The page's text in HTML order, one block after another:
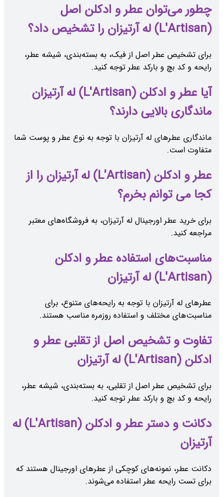
چطور می‌توان عطر و ادکلن اصل
(L'Artisan) له آرتیزان را تشخیص داد؟
برای تشخیص عطر اصل از فیک، به بسته‌بندی، شیشه عطر،
رایحه و کد بچ و بارکد عطر توجه کنید.
آیا عطر و ادکلن (L'Artisan) له آرتیزان
ماندگاری بالایی دارند؟
ماندگاری عطرهای له آرتیزان با توجه به نوع عطر و پوست شما
متفاوت است.
عطر و ادکلن (L'Artisan) له آرتیزان را از
کجا می توانم بخرم؟
برای خرید عطر اورجینال له آرتیزان، به فروشگاه‌های معتبر
مراجعه کنید.
مناسبت‌های استفاده عطر و ادکلن
(L'Artisan) له آرتیزان
عطرهای له آرتیزان با توجه به رایحه‌های متنوع، برای
مناسبت‌های مختلف و استفاده روزمره مناسب هستند.
تفاوت و تشخیص اصل از تقلبی عطر و
ادکلن (L'Artisan) له آرتیزان
برای تشخیص عطر اصل از تقلبی، به بسته‌بندی، شیشه عطر،
رایحه و کد بچ و بارکد عطر توجه کنید.
دکانت و دستر عطر و ادکلن (L'Artisan) له
آرتیزان
دکانت عطر، نمونه‌های کوچکی از عطرهای اورجینال هستند که
برای تست رایحه عطر استفاده می‌شوند.